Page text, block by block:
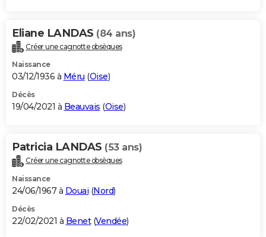
Eliane LANDAS (84 ans)
Créer une cagnotte obsèques
Naissance
03/12/1936 à Méru (Oise)
Décès
19/04/2021 à Beauvais (Oise)
Patricia LANDAS (53 ans)
Créer une cagnotte obsèques
Naissance
24/06/1967 à Douai (Nord)
Décès
22/02/2021 à Benet(Vendée)